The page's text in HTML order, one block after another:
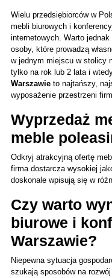
Wielu przedsiębiorców w
mebli biurowych i
internetowych. Warto
osoby, które prowadzą
w jednym miejscu w stolicy
tylko na rok lub 2 lata i
Warszawie to najtańszy,
wyposażenie przestrzeni
Wyprzedaż
meble
Odkryj atrakcyjną ofertę
firma dostarcza wysokiej
doskonale wpisują się w
Czy warto
biurowe i
Warszawie?
Niepewna sytuacja
szukają sposobów na